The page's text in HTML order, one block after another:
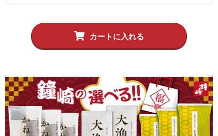
カートに入れる